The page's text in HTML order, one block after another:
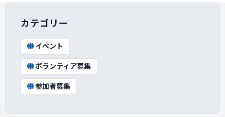
カテゴリー
イベント
ボランティア募集
参加者募集